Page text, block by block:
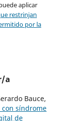
aplicar
restrinjan
por la
a
Bauce,
con síndrome
de